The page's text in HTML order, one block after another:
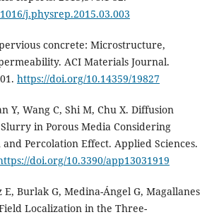
j.physrep.2015.03.003
concrete: Microstructure,
ACI Materials Journal.
https://doi.org/10.14359/19827
Y, Wang C, Shi M, Chu X. Diffusion
in Porous Media Considering
Percolation Effect. Applied Sciences.
doi.org/10.3390/app13031919
Burlak G, Medina-Ángel G, Magallanes
Localization in the Three-